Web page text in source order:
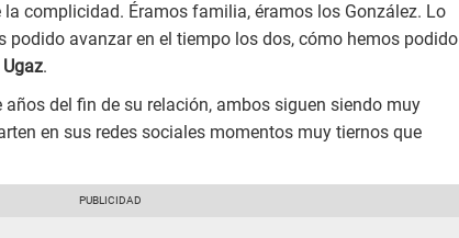
complicidad. Éramos familia, éramos los González. Lo
podido avanzar en el tiempo los dos, cómo hemos podido
.
años del fin de su relación, ambos siguen siendo muy
en sus redes sociales momentos muy tiernos que